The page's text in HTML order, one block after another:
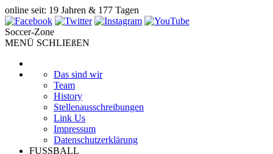
online seit: 19 Jahren & 177 Tagen
Soccer-Zone
MENÜ SCHLIEßEN
Das sind wir
Team
History
Stellenausschreibungen
Link Us
Impressum
Datenschutzerklärung
FUSSBALL